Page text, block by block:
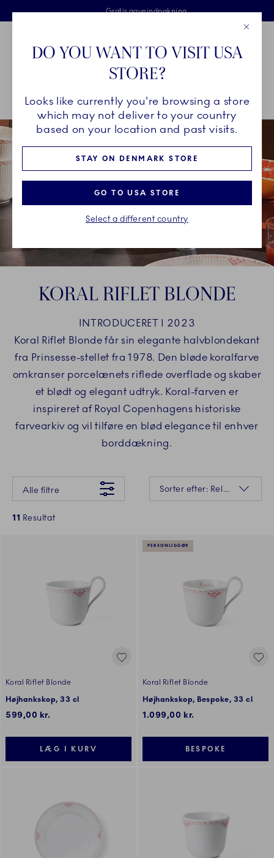
Skip Navigation
Fri levering ved køb over 500 kr. og fri retur
Gratis gaveindpakning
2 års brudgaranti
Royal Copenhagen
Breadcrumb Headlinesss
HjemSTEL Stel Koral Riflet Blonde
KORAL RIFLET BLONDE
INTRODUCERET I 2023
Koral Riflet Blonde får sin elegante halvblondekant
fra Prinsesse-stellet fra 1978. Den bløde koralfarve
omkranser porcelænets riflede overflade og skaber
et blødt og elegant udtryk. Koral-farven er
inspireret af Royal Copenhagens historiske
farvearkiv og vil tilføre en blød elegance til enhver
borddækning.
Der gik desværre noget galt Prøv venligst igen senere
Alle filtre
Sorter efter: Relevans
11 Resultat
Koral Riflet Blonde
Højhankskop, 33 cl
599,00 kr.
LÆG I KURV
PERSONLIGGØR
Koral Riflet Blonde
Højhankskop, Bespoke, 33 cl
1.099,00 kr.
BESPOKE
DO YOU WANT TO VISIT USA
STORE?
Looks like currently you're browsing a store
which may not deliver to your country
based on your location and past visits.
STAY ON DENMARK STORE
GO TO USA STORE
Select a different country